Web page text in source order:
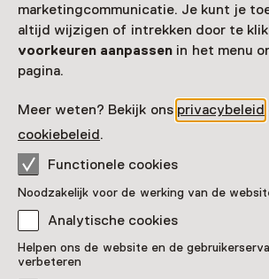
marketingcommunicatie. Je kunt je
altijd wijzigen of intrekken door te
voorkeuren aanpassen in het menu
pagina.
Meer weten? Bekijk ons privacybeleid
cookiebeleid.
Functionele cookies
Noodzakelijk voor de werking van de
Analytische cookies
Helpen ons de website en de
verbeteren
Zien & doen in
Cannenburch
Activiteit